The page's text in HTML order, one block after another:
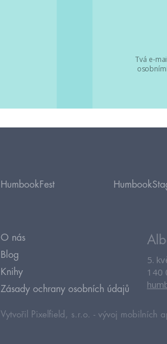
Tvá e-
HumbookFest
O nás
Blog
Knihy
Zásady ochrany osobních údajů
5.
140
Vytvořil Pixelfield, s.r.o. - vývoj mobilních